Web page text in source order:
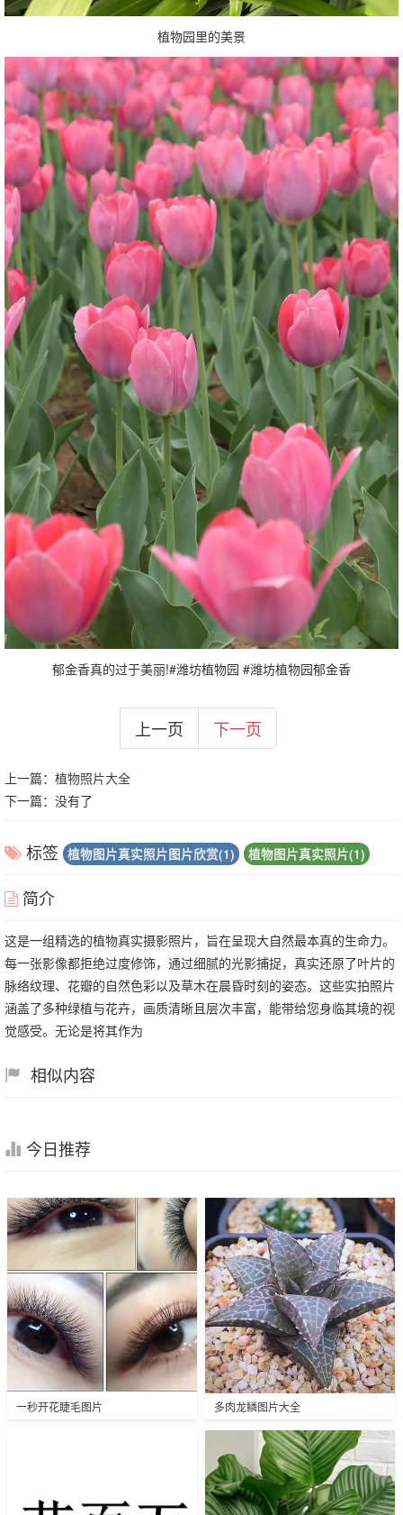
植物园里的美景
郁金香真的过于美丽!#潍坊植物园 #潍坊植物园郁金香
上一页 下一页
上一篇： 植物照片大全
下一篇：没有了
标签 植物图片真实照片图片欣赏(1) 植物图片真实照片(1)
简介
这是一组精选的植物真实摄影照片，旨在呈现大自然最本真的生命力。
每一张影像都拒绝过度修饰，通过细腻的光影捕捉，真实还原了叶片的
脉络纹理、花瓣的自然色彩以及草木在晨昏时刻的姿态。这些实拍照片
涵盖了多种绿植与花卉，画质清晰且层次丰富，能带给您身临其境的视
觉感受。无论是将其作为
相似内容
今日推荐
一秒开花睫毛图片 多肉龙鳞图片大全